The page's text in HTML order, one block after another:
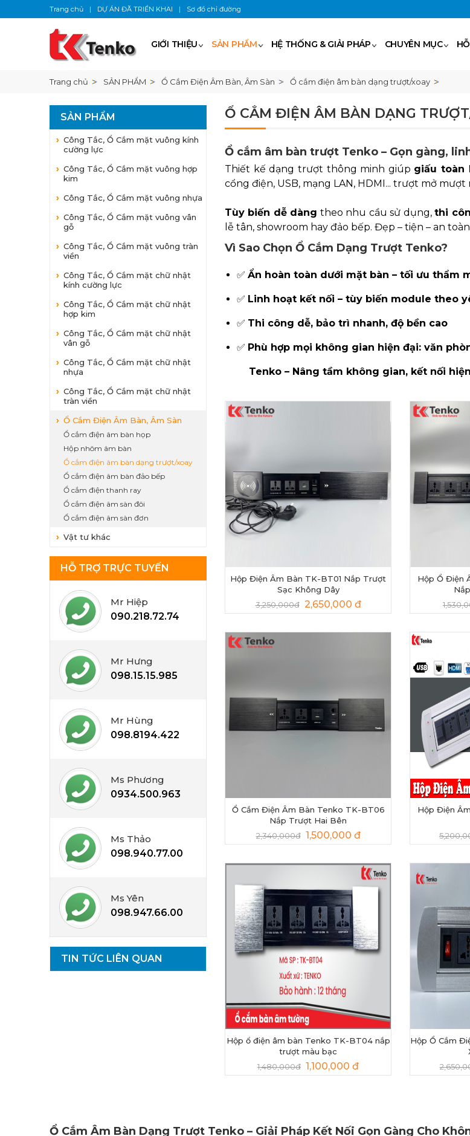
GIỚI THIỆU SẢN PHẨM HỆ THỐNG & GIẢI PHÁP CHUYÊN MỤC
Trang chủ SẢN PHẨM Ổ Cắm Điện Âm Bàn, Âm Sàn Ổ cắm điện âm bàn dạng trượt/xoay
SẢN PHẨM
Công Tắc, Ổ Cắm mặt vuông kính
cường lực
Công Tắc, Ổ Cắm mặt vuông hợp
kim
Công Tắc, Ổ Cắm mặt vuông nhựa
Công Tắc, Ổ Cắm mặt vuông vân
gỗ
Công Tắc, Ổ Cắm mặt vuông tràn
viền
Công Tắc, Ổ Cắm mặt chữ nhật
kính cường lực
Công Tắc, Ổ Cắm mặt chữ nhật
hợp kim
Công Tắc, Ổ Cắm mặt chữ nhật
vân gỗ
Công Tắc, Ổ Cắm mặt chữ nhật
nhựa
Công Tắc, Ổ Cắm mặt chữ nhật
tràn viền
Ổ Cắm Điện Âm Bàn, Âm Sàn
Ổ cắm điện âm bàn họp
Hộp nhôm âm bàn
Ổ cắm điện âm bàn dạng trượt/xoay
Ổ cắm điện âm bàn đảo bếp
Ổ cắm điện thanh ray
Ổ cắm điện âm sàn đôi
Ổ cắm điện âm sàn đơn
Vật tư khác
HỖ TRỢ TRỰC TUYẾN
Mr Hiệp
090.218.72.74
Mr Hưng
098.15.15.985
Mr Hùng
098.8194.422
Ms Phương
0934.500.963
Ms Thảo
098.940.77.00
Ms Yên
098.947.66.00
TIN TỨC LIÊN QUAN
Ổ CẮM ĐIỆN ÂM BÀN DẠNG
Ổ cắm âm bàn trượt Tenko – Gọn gàng,
Thiết kế dạng trượt thông minh giúp giấu toàn
cổng điện, USB, mạng LAN, HDMI... trượt mở mượt
Tùy biến dễ dàng theo nhu cầu sử dụng,thi
lễ tân, showroom hay đảo bếp. Đẹp – tiện – an
Vì Sao Chọn Ổ Cắm Dạng Trượt Tenko?
✅ Ẩn hoàn toàn dưới mặt bàn – tối ưu thẩm
✅ Linh hoạt kết nối – tùy biến module theo
✅ Thi công dễ, bảo trì nhanh, độ bền cao
✅ Phù hợp mọi không gian hiện đại: văn
Tenko – Nâng tầm không gian, kết nối
Hộp Điện Âm Bàn TK-BT01 Nắp Trượt
Sạc Không Dây
3,250,000đ 2,650,000 đ
Hộp Ổ Điện
Ổ Cắm Điện Âm Bàn Tenko TK-BT06
Nắp Trượt Hai Bên
2,340,000đ 1,500,000 đ
Hộp Điện
Hộp ổ điện âm bàn Tenko TK-BT04 nắp
trượt màu bạc
1,480,000đ 1,100,000 đ
Hộp Ổ Cắm
Ổ Cắm Âm Bàn Dạng Trượt Tenko – Giải Pháp Kết Nối Gọn Gàng Cho
Trang chủ | DỰ ÁN ĐÃ TRIỂN KHAI | Sơ đồ chỉ đường